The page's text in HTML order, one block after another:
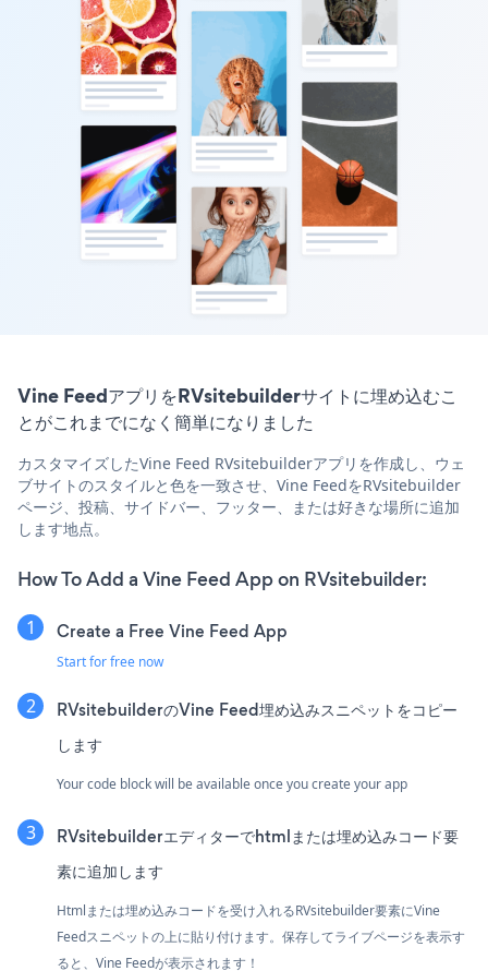
Vine FeedアプリをRVsitebuilderサイトに埋め込むこ
とがこれまでになく簡単になりました
カスタマイズしたVine Feed RVsitebuilderアプリを作成し、ウェ
ブサイトのスタイルと色を一致させ、Vine FeedをRVsitebuilder
ページ、投稿、サイドバー、フッター、または好きな場所に追加
します地点。
How To Add a Vine Feed App on RVsitebuilder:
Create a Free Vine Feed App
Start for free now
RVsitebuilderのVine Feed埋め込みスニペットをコピー
します
Your code block will be available once you create your app
RVsitebuilderエディターでhtmlまたは埋め込みコード要
素に追加します
Htmlまたは埋め込みコードを受け入れるRVsitebuilder要素にVine
Feedスニペットの上に貼り付けます。保存してライブページを表示す
ると、Vine Feedが表示されます！